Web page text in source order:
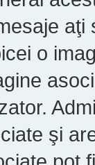
o
şi